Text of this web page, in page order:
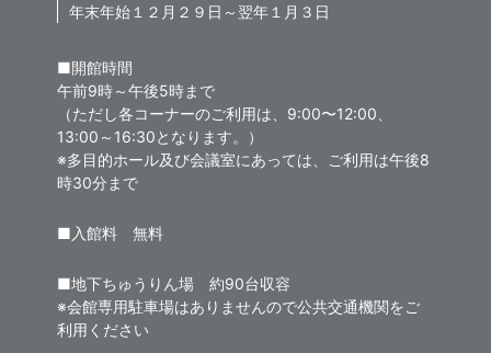
年末年始１２月２９日～翌年１月３日
■開館時間
午前9時～午後5時まで
（ただし各コーナーのご利用は、9:00〜12:00、
13:00～16:30となります。）
※多目的ホール及び会議室にあっては、ご利用は午後8
時30分まで
■入館料 無料
■地下ちゅうりん場 約90台収容
※会館専用駐車場はありませんので公共交通機関をご
利用ください